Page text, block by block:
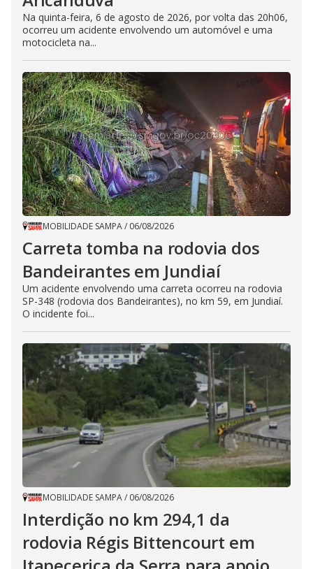
Na quinta-feira, 6 de agosto de 2026, por volta das 20h06,
ocorreu um acidente envolvendo um automóvel e uma
motocicleta na...
MOBILIDADE SAMPA/ 06/08/2026
Carreta tomba na rodovia dos
Bandeirantes em Jundiaí
Um acidente envolvendo uma carreta ocorreu na rodovia
SP-348 (rodovia dos Bandeirantes), no km 59, em Jundiaí.
O incidente foi...
MOBILIDADE SAMPA/ 06/08/2026
Interdição no km 294,1 da
rodovia Régis Bittencourt em